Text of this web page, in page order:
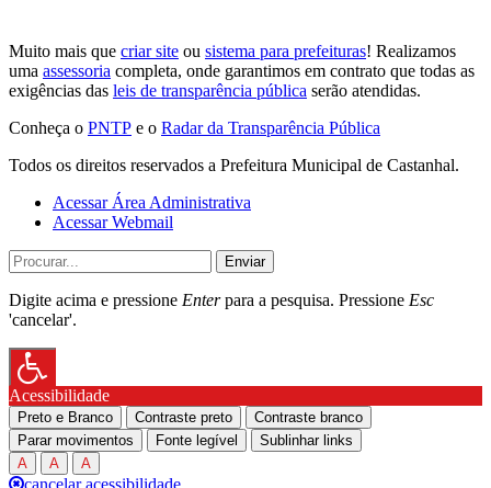
Muito mais que criar site ou sistema para prefeituras! Realizamos
uma assessoria completa, onde garantimos em contrato que todas as
exigências das leis de transparência pública serão atendidas.
Conheça o PNTP e o Radar da Transparência Pública
Todos os direitos reservados a Prefeitura Municipal de Castanhal.
Acessar Área Administrativa
Acessar Webmail
Enviar
Digite acima e pressione Enterpara a pesquisa. Pressione Esc
'cancelar'.
Acessibilidade
Preto e Branco Contraste preto
Contraste branco
Parar movimentos
Fonte legível
Sublinhar links
A
A A
cancelar acessibilidade